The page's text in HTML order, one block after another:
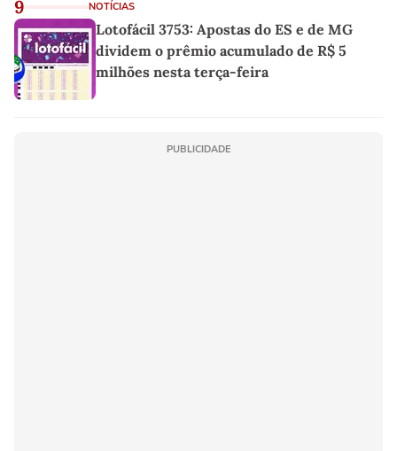
9 NOTÍCIAS
Lotofácil 3753: Apostas do ES e de MG
dividem o prêmio acumulado de R$ 5
milhões nesta terça-feira
PUBLICIDADE